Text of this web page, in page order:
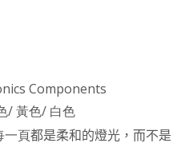
Components
/ 黃色/ 白色
一頁都是柔和的燈光，而不是